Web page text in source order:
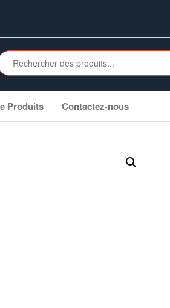
Produits Contactez-nous